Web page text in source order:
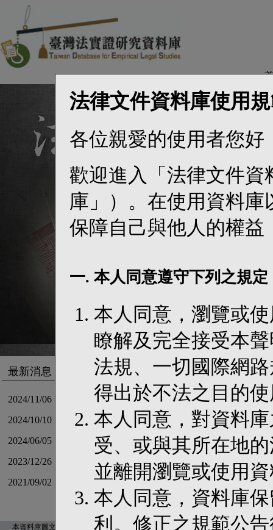
最新消息
2024/11/06 【公告】資料庫「資料檢視」功能補充說明
2024/10/10 【公告】TaDELs 新官網上線囉
2024/06/05 【出刊】基礎法學與人權研究通訊第30期上線！
2023/12/26 《資料更新》「以我的族名呼喚我」訴訟文件上架!!
2021/09/02 【出刊】基礎法學與人權研究通訊第24期上線！
本資料庫圖文版權為國立臺灣大學所有©2008 Taiwan Database for Empirical Legal
法律文件資料庫使用
各位親愛的使用者您好
歡迎進入「法律文件資
庫」）。在使用資料
保障自己與他人的權益
一. 本人同意遵守下列之規定
本人同意，瀏覽或
瞭解及完全接受本
法規、一切國際網
得出於不法之目的
本人同意，對資料
受、或與其所在地
並離開瀏覽或使用
本人同意，資料庫
利。修正之規範公